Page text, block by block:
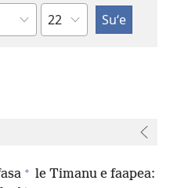
tafaʻilagi
Mataupu
+ le Timanu e faapea: